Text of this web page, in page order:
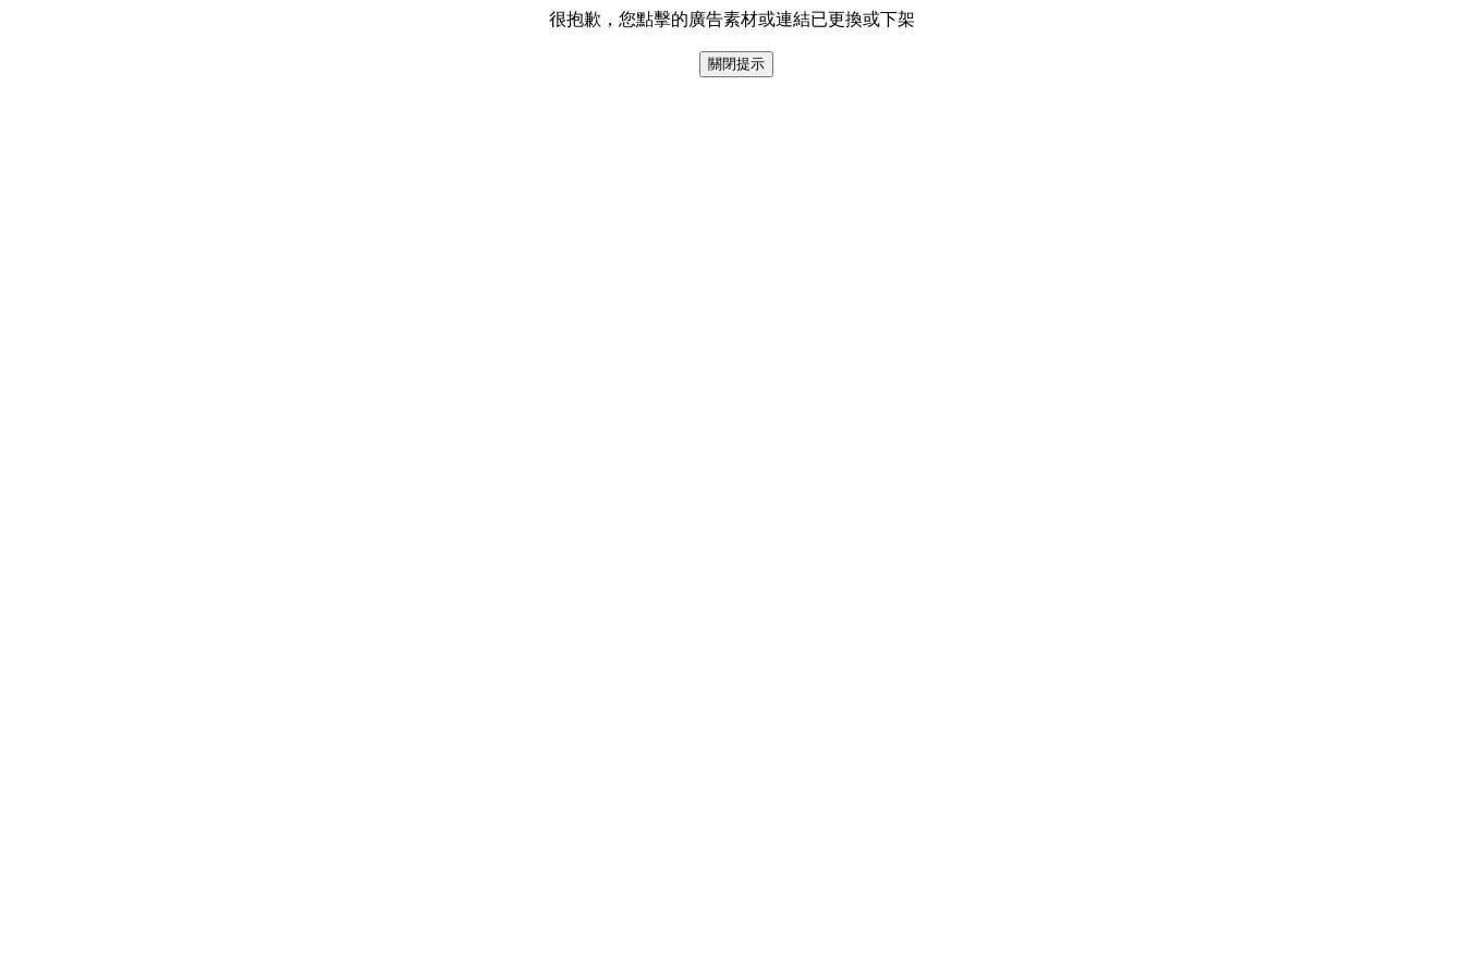
很抱歉，您點擊的廣告素材或連結已更換或下架